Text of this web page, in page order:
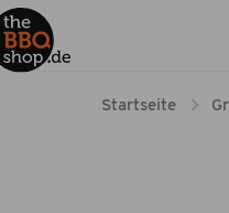
Startseite